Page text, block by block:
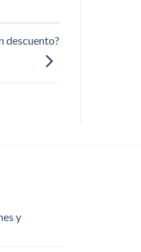
descuento?
y